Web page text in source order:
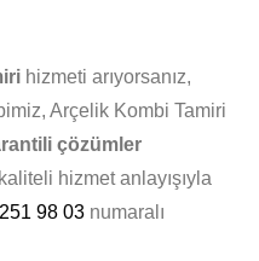
hizmeti arıyorsanız,
Arçelik Kombi Tamiri
çözümler
hizmet anlayışıyla
98 03 numaralı